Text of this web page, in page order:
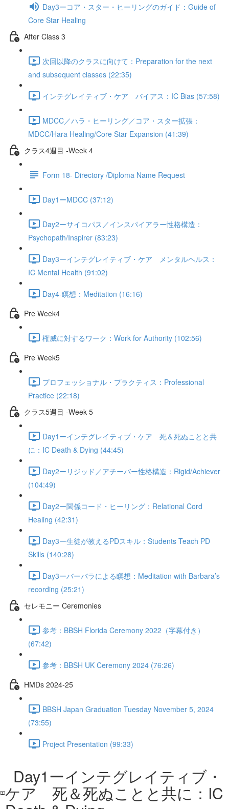
Day3ーコア・スター・ヒーリングのガイド：Guide of
Core Star Healing
After Class 3
次回以降のクラスに向けて：Preparation for the next
and subsequent classes (22:35)
インテグレイティブ・ケア バイアス：IC Bias (57:58)
MDCC／ハラ・ヒーリング／コア・スター拡張：
MDCC/Hara Healing/Core Star Expansion (41:39)
クラス4週目 -Week 4
Form 18- Directory /Diploma Name Request
Day1ーMDCC (37:12)
Day2ーサイコパス／インスパイアラー性格構造：
Psychopath/Inspirer (83:23)
Day3ーインテグレイティブ・ケア メンタルヘルス：
IC Mental Health (91:02)
Day4-瞑想：Meditation (16:16)
Pre Week4
権威に対するワーク：Work for Authority (102:56)
Pre Week5
プロフェッショナル・プラクティス：Professional
Practice (22:18)
クラス5週目 -Week 5
Day1ーインテグレイティブ・ケア 死＆死ぬことと共
に：IC Death & Dying (44:45)
Day2ーリジッド／アチーバー性格構造：Rigid/Achiever
(104:49)
Day2ー関係コード・ヒーリング：Relational Cord
Healing (42:31)
Day3ー生徒が教えるPDスキル：Students Teach PD
Skills (140:28)
Day3ーバーバラによる瞑想：Meditation with Barbara’s
recording (25:21)
セレモニー Ceremonies
参考：BBSH Florida Ceremony 2022（字幕付き）
(67:42)
参考：BBSH UK Ceremony 2024 (76:26)
HMDs 2024-25
BBSH Japan Graduation Tuesday November 5, 2024
(73:55)
Project Presentation (99:33)
Day1ーインテグレイティブ・
ケア 死＆死ぬことと共に：IC